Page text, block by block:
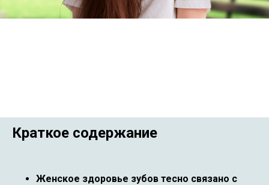
Краткое содержание
Женское здоровье зубов тесно связано с